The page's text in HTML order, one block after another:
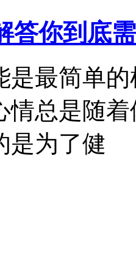
答你到底
是最简单
情总是随
是为了健